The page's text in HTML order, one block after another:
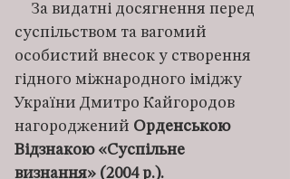
За видатні досягнення перед
суспільством та вагомий
особистий внесок у створення
гідного міжнародного іміджу
України Дмитро Кайгородов
нагороджений Орденською
Відзнакою «Суспільне
визнання» (2004 р.).